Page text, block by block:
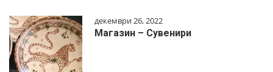
декември 26, 2022
Магазин – Сувенири